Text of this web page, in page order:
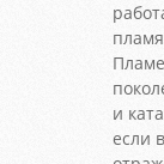
и
если